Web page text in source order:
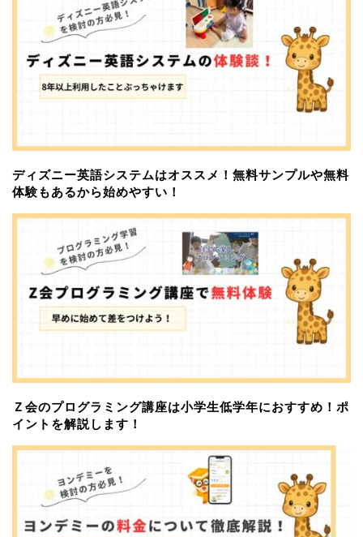
ディズニー英語システムはオススメ！無料サンプルや無料
体験もあるから始めやすい！
Ｚ会のプログラミング講座は小学生低学年におすすめ！ポ
イントを解説します！